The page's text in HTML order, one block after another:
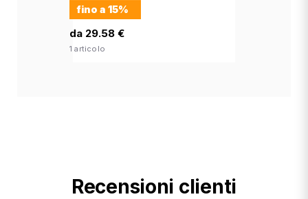
fino a 15%
da 29.58 €
1 articolo
Recensioni clienti